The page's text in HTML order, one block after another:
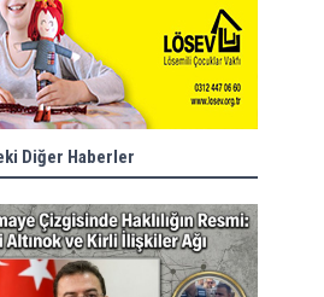
Diğer Haberler